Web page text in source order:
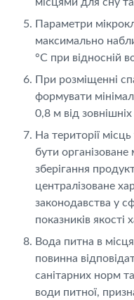
місцями для сну
Параметри
максимально
°С при відносній
При розміщенні
формувати
0,8 м від зовнішніх
На території
бути організоване
зберігання
централізоване
законодавства у
показників якості
Вода питна в
повинна
санітарних норм
води питної,